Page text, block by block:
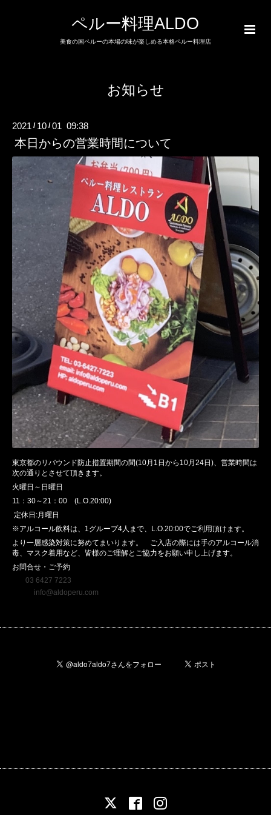
ペルー料理ALDO
美食の国ペルーの本場の味が楽しめる本格ペルー料理店
お知らせ
2021 / 10 /01 09:38
本日からの営業時間について
東京都のリバウンド防止措置期間の間(10月 1 日から 10月 24日 )、営業時間は
次の通りとさせて頂きます。
火曜日～日曜日
11 ： 30～21 ： 00
(L.O.20:00)
定休日 :月曜日
※アルコール飲料は、 1グループ4人まで、 L.O.20:00でご利用頂けます。
より一層感染対策に努めてまいります。 ご入店の際には手のアルコール消
毒、マスク着用など、皆様のご理解とご協力をお願い申し上げます。
お問合せ・ご予約
03 6427 7223
info@aldoperu.com